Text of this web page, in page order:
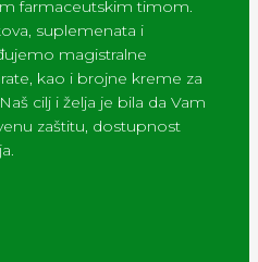
farmaceutskim timom.
suplemenata i
magistralne
kao i brojne kreme za
cilj i želja je bila da Vam
zaštitu, dostupnost